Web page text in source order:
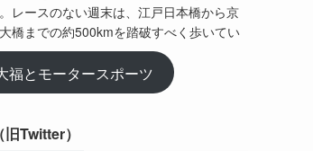
レースのない週末は、江戸日本橋から京
橋までの約500kmを踏破すべく歩いてい
福とモータースポーツ
Twitter）